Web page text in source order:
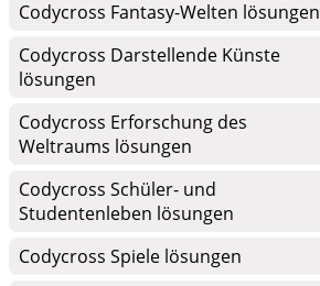
Codycross Fantasy-Welten lösungen
Codycross Darstellende Künste
lösungen
Codycross Erforschung des
Weltraums lösungen
Codycross Schüler- und
Studentenleben lösungen
Codycross Spiele lösungen